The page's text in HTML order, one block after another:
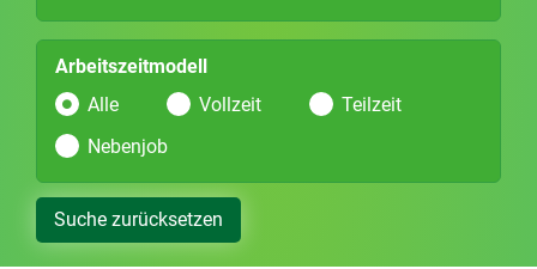
Arbeitszeitmodell
Alle
Vollzeit
Teilzeit
Nebenjob
Suche zurücksetzen